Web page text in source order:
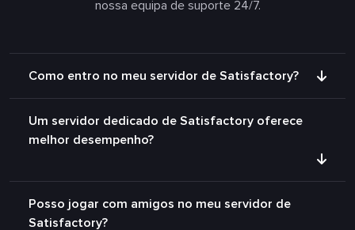
nossa equipa de suporte 24/7.
Como entro no meu servidor de Satisfactory?
Um servidor dedicado de Satisfactory oferece
melhor desempenho?
Posso jogar com amigos no meu servidor de
Satisfactory?